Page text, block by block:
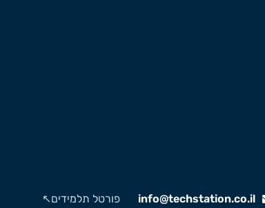
info@techstation.co.il
פורטל תלמידים↖️